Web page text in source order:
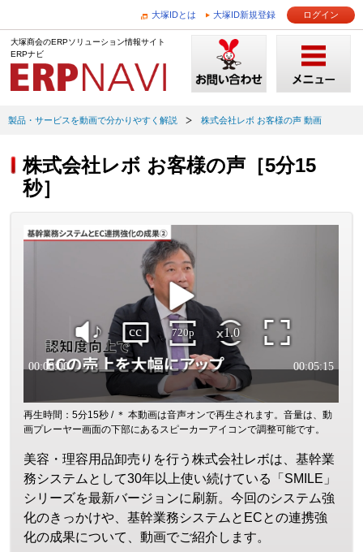
大塚IDとは 大塚ID新規登録 ログイン
大塚商会のERPソリューション情報サイト
ERPナビ
製品・サービスを動画で分かりやすく解説 株式会社レボ お客様の声 動画
株式会社レボ お客様の声［5分15
秒］
再生時間：5分15秒 / ＊ 本動画は音声オンで再生されます。音量は、動
画プレーヤー画面の下部にあるスピーカーアイコンで調整可能です。
美容・理容用品卸売りを行う株式会社レボは、基幹業
務システムとして30年以上使い続けている「SMILE」
シリーズを最新バージョンに刷新。今回のシステム強
化のきっかけや、基幹業務システムとECとの連携強
化の成果について、動画でご紹介します。